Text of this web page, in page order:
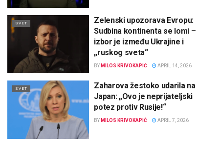
SVET
Zelenski upozorava Evropu:
Sudbina kontinenta se lomi –
izbor je između Ukrajine i
„ruskog sveta“
BY MILOS KRIVOKAPIĆ APRIL 14, 2026
SVET
Zaharova žestoko udarila na
Japan: „Ovo je neprijateljski
potez protiv Rusije!“
BY MILOS KRIVOKAPIĆ APRIL 7, 2026